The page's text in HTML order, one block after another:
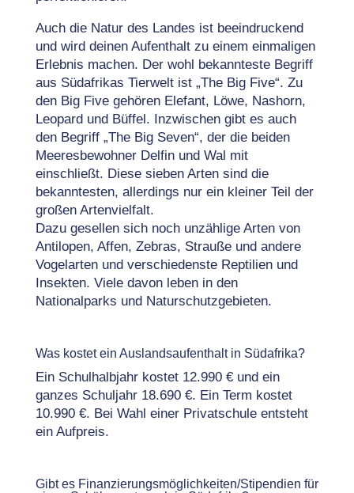
Auch die Natur des Landes ist beeindruckend
und wird deinen Aufenthalt zu einem einmaligen
Erlebnis machen. Der wohl bekannteste Begriff
aus Südafrikas Tierwelt ist „The Big Five“. Zu
den Big Five gehören Elefant, Löwe, Nashorn,
Leopard und Büffel. Inzwischen gibt es auch
den Begriff „The Big Seven“, der die beiden
Meeresbewohner Delfin und Wal mit
einschließt. Diese sieben Arten sind die
bekanntesten, allerdings nur ein kleiner Teil der
großen Artenvielfalt.
Dazu gesellen sich noch unzählige Arten von
Antilopen, Affen, Zebras, Strauße und andere
Vogelarten und verschiedenste Reptilien und
Insekten. Viele davon leben in den
Nationalparks und Naturschutzgebieten.
Was kostet ein Auslandsaufenthalt in Südafrika?
Ein Schulhalbjahr kostet 12.990 € und ein
ganzes Schuljahr 18.690 €. Ein Term kostet
10.990 €. Bei Wahl einer Privatschule entsteht
ein Aufpreis.
Gibt es Finanzierungsmöglichkeiten/Stipendien für